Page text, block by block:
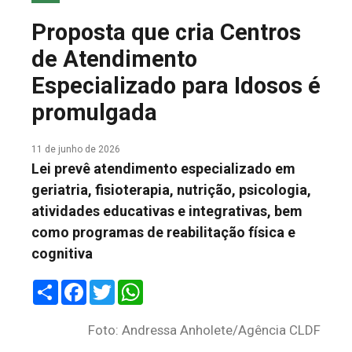
FALE CONOSCO
Proposta que cria Centros
de Atendimento
Especializado para Idosos é
promulgada
11 de junho de 2026
Lei prevê atendimento especializado em
geriatria, fisioterapia, nutrição, psicologia,
atividades educativas e integrativas, bem
como programas de reabilitação física e
cognitiva
ShareFacebook
Twitter
Foto: Andressa Anholete/Agência CLDF